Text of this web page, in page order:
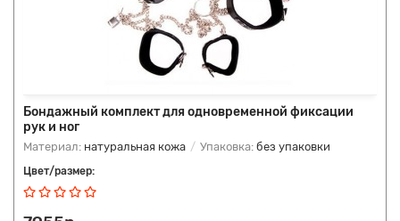
Бондажный комплект для одновременной фиксации
рук и ног
Материал: натуральная кожа Упаковка: без упаковки
Цвет/размер: